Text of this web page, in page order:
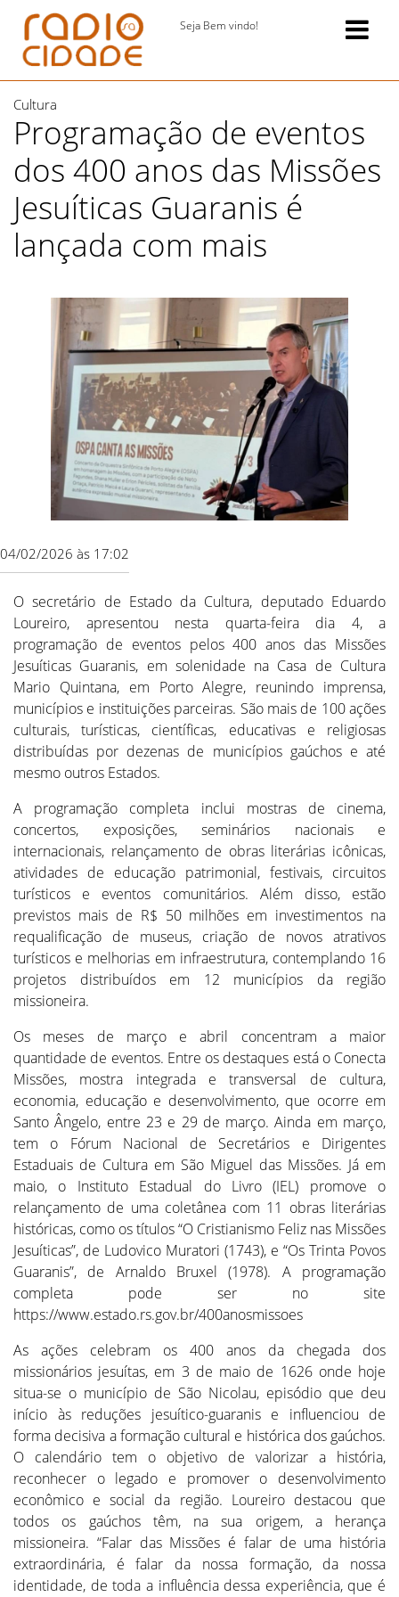
Seja Bem vindo!
Cultura
Programação de eventos
dos 400 anos das Missões
Jesuíticas Guaranis é
lançada com mais
04/02/2026 às 17:02
O secretário de Estado da Cultura, deputado Eduardo
Loureiro, apresentou nesta quarta-feira dia 4, a
programação de eventos pelos 400 anos das Missões
Jesuíticas Guaranis, em solenidade na Casa de Cultura
Mario Quintana, em Porto Alegre, reunindo imprensa,
municípios e instituições parceiras. São mais de 100 ações
culturais, turísticas, científicas, educativas e religiosas
distribuídas por dezenas de municípios gaúchos e até
mesmo outros Estados.
A programação completa inclui mostras de cinema,
concertos, exposições, seminários nacionais e
internacionais, relançamento de obras literárias icônicas,
atividades de educação patrimonial, festivais, circuitos
turísticos e eventos comunitários. Além disso, estão
previstos mais de R$ 50 milhões em investimentos na
requalificação de museus, criação de novos atrativos
turísticos e melhorias em infraestrutura, contemplando 16
projetos distribuídos em 12 municípios da região
missioneira.
Os meses de março e abril concentram a maior
quantidade de eventos. Entre os destaques está o Conecta
Missões, mostra integrada e transversal de cultura,
economia, educação e desenvolvimento, que ocorre em
Santo Ângelo, entre 23 e 29 de março. Ainda em março,
tem o Fórum Nacional de Secretários e Dirigentes
Estaduais de Cultura em São Miguel das Missões. Já em
maio, o Instituto Estadual do Livro (IEL) promove o
relançamento de uma coletânea com 11 obras literárias
históricas, como os títulos “O Cristianismo Feliz nas Missões
Jesuíticas”, de Ludovico Muratori (1743), e “Os Trinta Povos
Guaranis”, de Arnaldo Bruxel (1978). A programação
completa pode ser no site
https://www.estado.rs.gov.br/400anosmissoes
As ações celebram os 400 anos da chegada dos
missionários jesuítas, em 3 de maio de 1626 onde hoje
situa-se o município de São Nicolau, episódio que deu
início às reduções jesuítico-guaranis e influenciou de
forma decisiva a formação cultural e histórica dos gaúchos.
O calendário tem o objetivo de valorizar a história,
reconhecer o legado e promover o desenvolvimento
econômico e social da região. Loureiro destacou que
todos os gaúchos têm, na sua origem, a herança
missioneira. “Falar das Missões é falar de uma história
extraordinária, é falar da nossa formação, da nossa
identidade, de toda a influência dessa experiência, que é